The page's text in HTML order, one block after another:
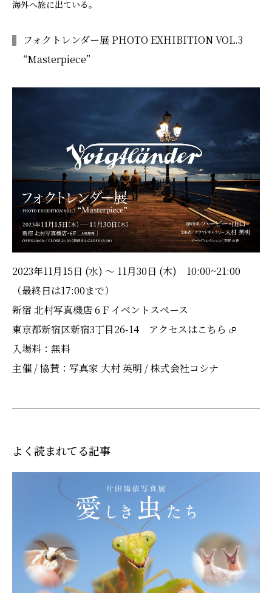
海外へ旅に出ている。
フォクトレンダー展 PHOTO EXHIBITION VOL.3
“Masterpiece”
2023年11月15日 (水) ～ 11月30日 (木) 10:00~21:00
（最終日は17:00まで）
新宿 北村写真機店 6 F イベントスペース
東京都新宿区新宿3丁目26-14 アクセスはこちら
入場料：無料
主催 / 協賛：写真家 大村 英明 / 株式会社コシナ
よく読まれてる記事